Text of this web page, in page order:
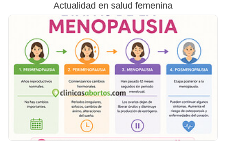
Actualidad en salud femenina